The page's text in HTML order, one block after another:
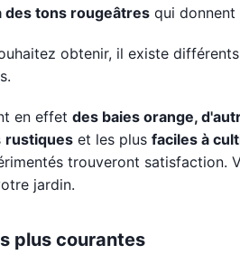
des tons rougeâtres qui
obtenir, il existe
en effet des baies orange,
rustiques et les plus faciles à
trouveront satisfaction.
jardin.
plus courantes